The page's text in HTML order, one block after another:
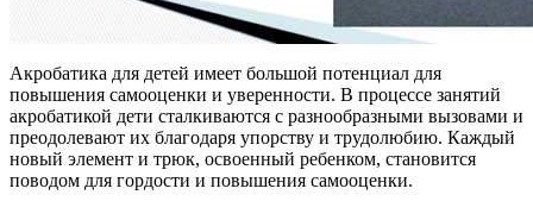
Акробатика для детей имеет большой потенциал для
повышения самооценки и уверенности. В процессе занятий
акробатикой дети сталкиваются с разнообразными вызовами и
преодолевают их благодаря упорству и трудолюбию. Каждый
новый элемент и трюк, освоенный ребенком, становится
поводом для гордости и повышения самооценки.